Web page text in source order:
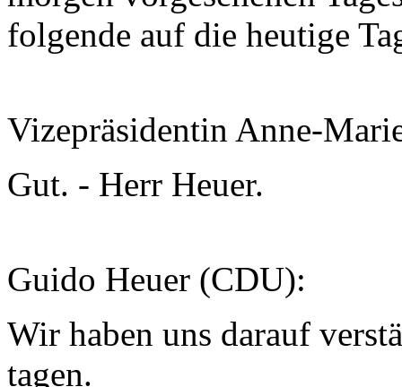
folgende auf die heutige
Vizepräsidentin Anne-
Gut. - Herr Heuer.
Guido Heuer (CDU):
Wir haben uns darauf
tagen.